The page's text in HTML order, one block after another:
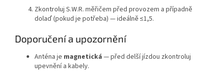
Zkontroluj S.W.R. měřičem před provozem a případně
dolaď (pokud je potřeba) — ideálně ≤1,5.
Doporučení a upozornění
Anténa je magnetická — před delší jízdou zkontroluj
upevnění a kabely.